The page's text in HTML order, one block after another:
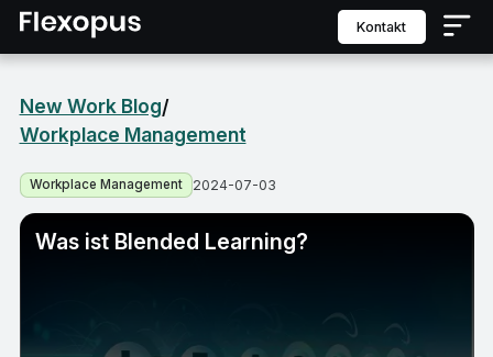
Kontakt
New Work Blog/
Workplace Management
Workplace Management 2024-07-03
Was ist Blended Learning?